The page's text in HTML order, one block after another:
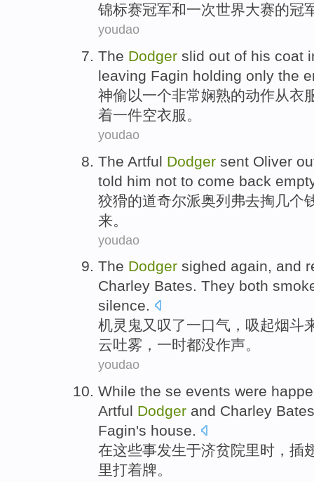
锦标赛冠军和一次世界大赛的冠
youdao
The Dodger slid out of his coat
leaving Fagin holding only the
神偷以一个非常娴熟的动作从衣
着一件空衣服。
youdao
The Artful Dodger sent Oliver
told him not to come back
狡猾的道奇尔派奥列弗去掏 几个
来。
youdao
The Dodger sighed again, and
Charley Bates. They both
silence.
机灵鬼又 叹了一口气， 吸起烟斗
云吐雾，一时都没作声。
youdao
While the se events were
Artful Dodger and Charley Bates
Fagin's house.
在这些事发生于济贫院里时 ，插
里打着牌。